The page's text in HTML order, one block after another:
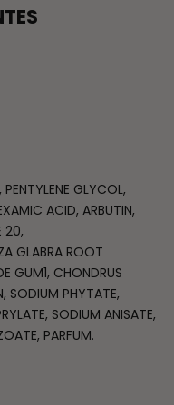
GLYCOL,
ACID, ARBUTIN,
20,
GLABRA ROOT
GUM1, CHONDRUS
SODIUM PHYTATE,
SODIUM ANISATE,
PARFUM.